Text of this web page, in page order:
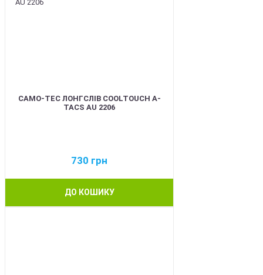
CAMO-TEC ЛОНГСЛІВ COOLTOUCH A-
TACS AU 2206
730 грн
ДО КОШИКУ